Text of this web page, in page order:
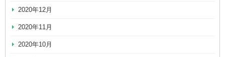
2020年12月
2020年11月
2020年10月